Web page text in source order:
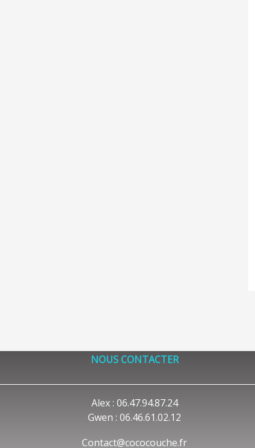
NOUS CONTACTER
Alex : 06.47.94.87.24
Gwen : 06.46.61.02.12
Contact@cococouche.fr